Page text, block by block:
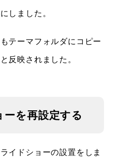
しました。
テーマフォルダにコピー
反映されました。
を再設定する
イドショーの設置をしま